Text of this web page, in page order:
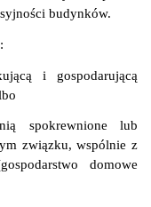
budynków.
i gospodarującą
spokrewnione lub
związku, wspólnie z
domowe